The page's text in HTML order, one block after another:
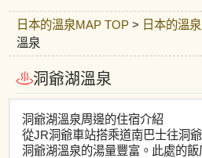
日本的溫泉MAP TOP > 日本的溫泉
溫泉
洞爺湖溫泉
洞爺湖溫泉周邊的住宿介紹
從JR洞爺車站搭乘道南巴士往洞
洞爺湖溫泉的湯量豐富。此處的